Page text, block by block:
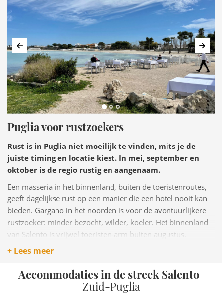
Vorige
Puglia voor rustzoekers
Rust is in Puglia niet moeilijk te vinden, mits je de
juiste timing en locatie kiest. In mei, september en
oktober is de regio rustig en aangenaam.
Een masseria in het binnenland, buiten de toeristenroutes,
geeft dagelijkse rust op een manier die een hotel nooit kan
bieden. Gargano in het noorden is voor de avontuurlijkere
rustzoeker: minder bezocht, wilder, koeler. Het binnenland
van Salento is vrijwel toeristen-arm buiten augustus.
+ Lees meer
Accommodaties in de streek Salento|
Zuid-Puglia